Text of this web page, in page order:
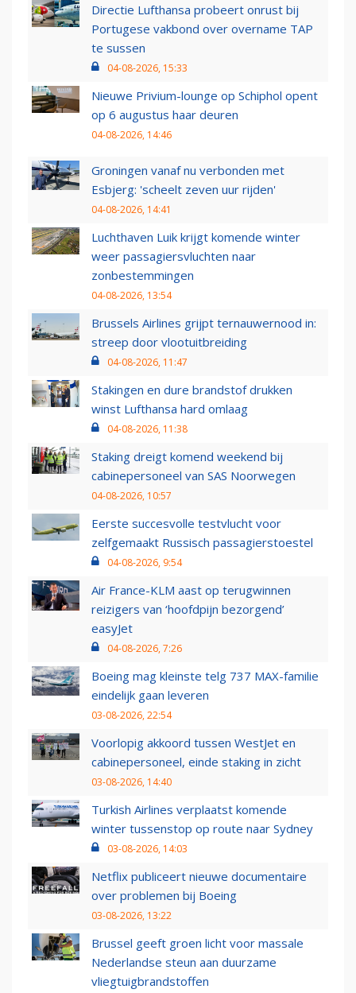
Directie Lufthansa probeert onrust bij
Portugese vakbond over overname TAP
te sussen
04-08-2026, 15:33
Nieuwe Privium-lounge op Schiphol opent
op 6 augustus haar deuren
04-08-2026, 14:46
Groningen vanaf nu verbonden met
Esbjerg: 'scheelt zeven uur rijden'
04-08-2026, 14:41
Luchthaven Luik krijgt komende winter
weer passagiersvluchten naar
zonbestemmingen
04-08-2026, 13:54
Brussels Airlines grijpt ternauwernood in:
streep door vlootuitbreiding
04-08-2026, 11:47
Stakingen en dure brandstof drukken
winst Lufthansa hard omlaag
04-08-2026, 11:38
Staking dreigt komend weekend bij
cabinepersoneel van SAS Noorwegen
04-08-2026, 10:57
Eerste succesvolle testvlucht voor
zelfgemaakt Russisch passagierstoestel
04-08-2026, 9:54
Air France-KLM aast op terugwinnen
reizigers van ‘hoofdpijn bezorgend’
easyJet
04-08-2026, 7:26
Boeing mag kleinste telg 737 MAX-familie
eindelijk gaan leveren
03-08-2026, 22:54
Voorlopig akkoord tussen WestJet en
cabinepersoneel, einde staking in zicht
03-08-2026, 14:40
Turkish Airlines verplaatst komende
winter tussenstop op route naar Sydney
03-08-2026, 14:03
Netflix publiceert nieuwe documentaire
over problemen bij Boeing
03-08-2026, 13:22
Brussel geeft groen licht voor massale
Nederlandse steun aan duurzame
vliegtuigbrandstoffen